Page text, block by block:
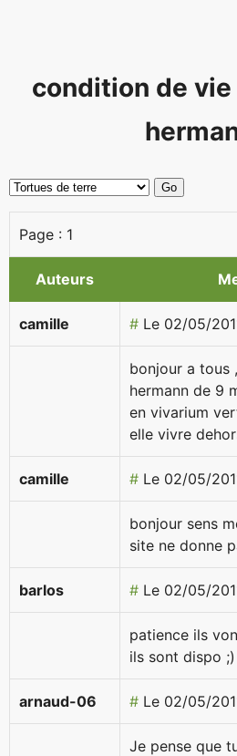
condition de
Page : 1
Auteurs
camille # Le 02/05/
bonjour a tous
hermann de 9
en vivarium
elle vivre
camille # Le 02/05/
bonjour sens
site ne donne
barlos # Le 02/05/
patience ils
ils sont dispo ;)
arnaud-06 # Le 02/05/
Je pense que